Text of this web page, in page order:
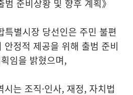
범 준비상황 및 향후 계획》
별시장 당선인은 주민 불편
정적 제공을 위해 출범 준비
임을 밝혔으며,
는 조직·인사, 재정, 자치법